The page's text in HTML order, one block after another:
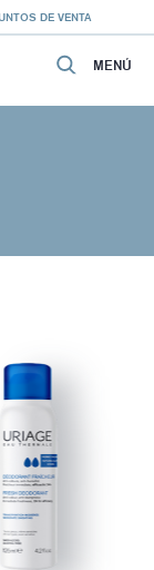
DE VENTA
MENÚ